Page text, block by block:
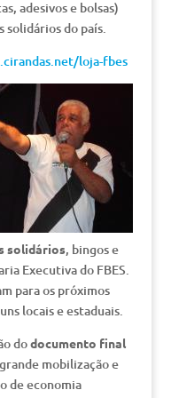
adesivos e bolsas)
do país.
loja-fbes
solidários, bingos e
Executiva do FBES.
para os próximos
locais e estaduais.
dodocumento final
mobilização e
de economia